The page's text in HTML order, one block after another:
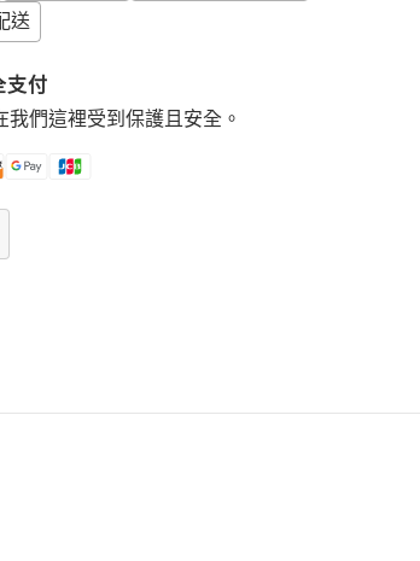
送
支付
們這裡受到保護且安全。